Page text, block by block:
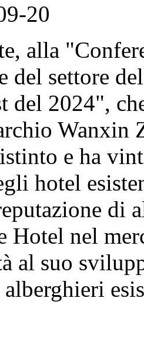
20
alla
del settore
del 2024",
Wanxin
e ha
hotel
di
Hotel nel
al suo